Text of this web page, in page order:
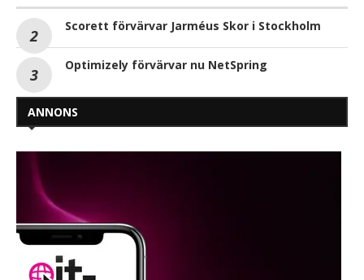
Scorett förvärvar Jarméus Skor i Stockholm
Optimizely förvärvar nu NetSpring
ANNONS